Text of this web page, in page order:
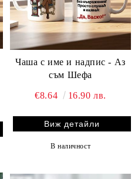
Чаша с име и надпис - Аз
съм Шефа
€8.64 16.90 лв.
Виж детайли
В наличност